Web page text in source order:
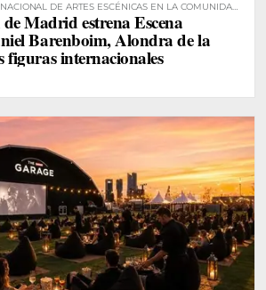
DE ARTES ESCÉNICAS EN LA COMUNIDAD
Madrid estrena Escena
Barenboim, Alondra de la
figuras internacionales